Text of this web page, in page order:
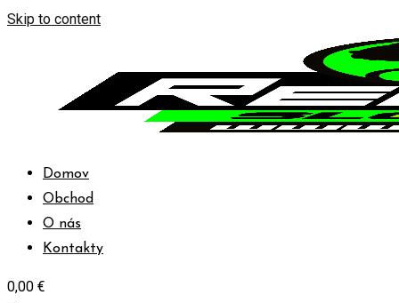
Skip to content
Domov
Obchod
O nás
Kontakty
0,00 €